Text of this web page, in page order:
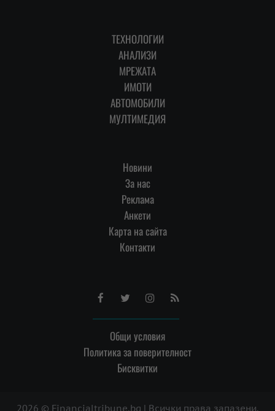
ТЕХНОЛОГИИ
АНАЛИЗИ
МРЕЖАТА
ИМОТИ
АВТОМОБИЛИ
МУЛТИМЕДИЯ
Новини
За нас
Реклама
Анкети
Карта на сайта
Контакти
FacebookTwitterInstagram
RSS
Общи условия
Политика за поверителност
Бисквитки
2026 © Financialtribune.bg | Всички права запазени.